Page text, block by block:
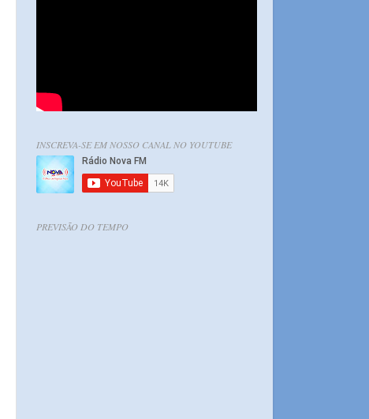
INSCREVA-SE EM NOSSO CANAL NO YOUTUBE
PREVISÃO DO TEMPO